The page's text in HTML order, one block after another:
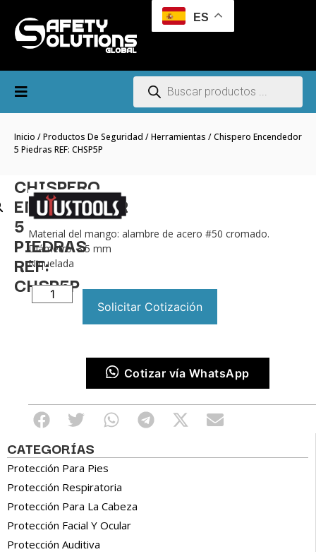
ES
Inicio /Productos De Seguridad /Herramientas / Chispero Encendedor
5 Piedras REF: CHSP5P
CATEGORÍAS
Protección Para Pies
Protección Respiratoria
Protección Para La Cabeza
Protección Facial Y Ocular
Protección Auditiva
CHISPERO
ENCENDEDOR
5
PIEDRAS
REF:
CHSP5P
Material del mango: alambre de acero #50 cromado.
Diámetro: 3.5 mm
Niquelada
Solicitar Cotización
Cotizar vía WhatsApp